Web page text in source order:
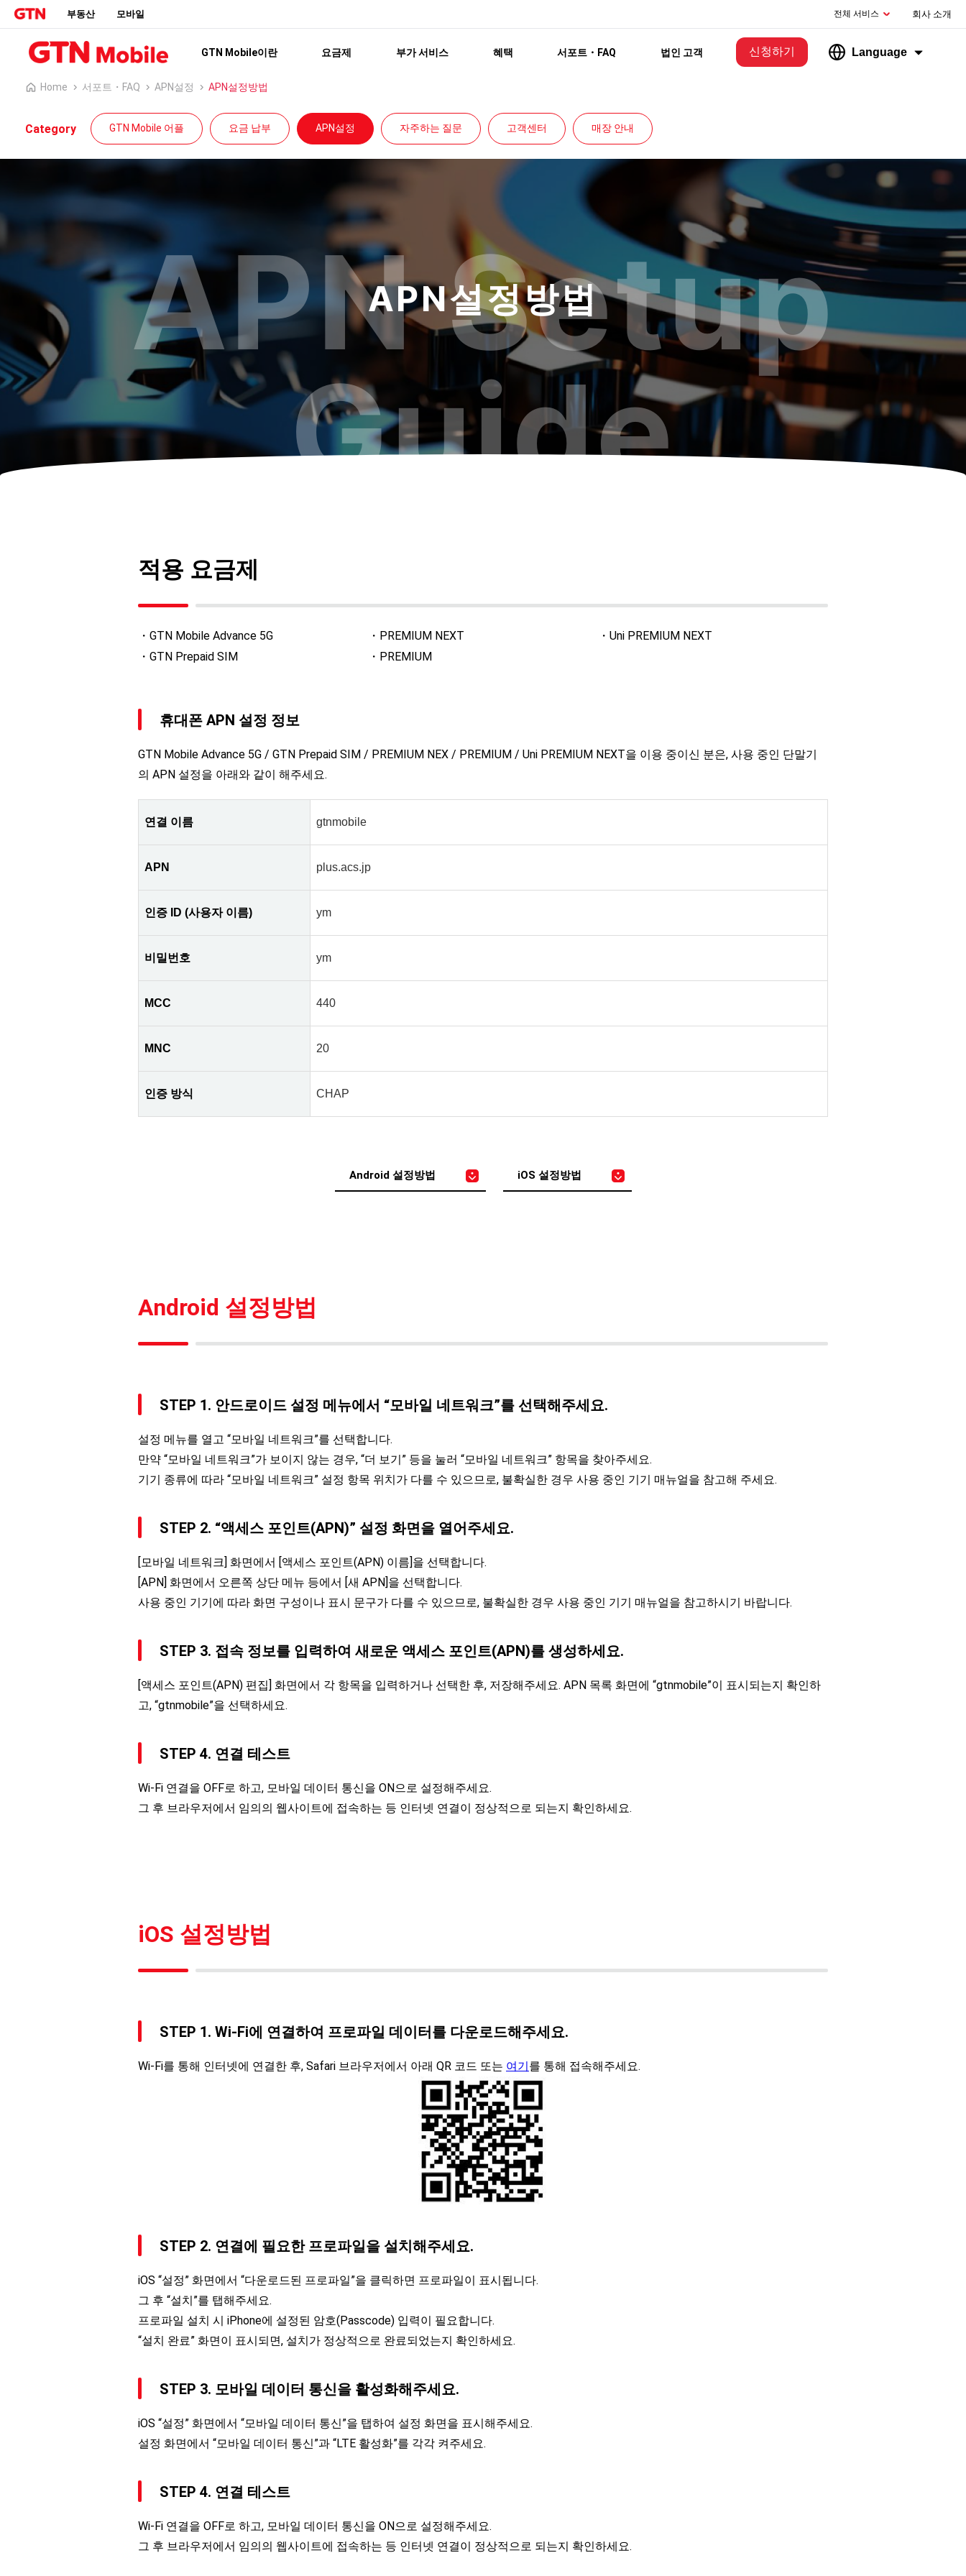
부동산 모바일 전체 서비스 회사 소개
GTN Mobile이란 요금제 부가 서비스 혜택 서포트・FAQ 법인 고객 신청하기 Language
Home 서포트・FAQ APN설정 APN설정방법
Category GTN Mobile 어플 요금 납부 APN설정 자주하는 질문 고객센터 매장 안내
APN설정방법
APN Setup
Guide
적용 요금제
・GTN Mobile Advance 5G
・GTN Prepaid SIM
・PREMIUM NEXT
・PREMIUM
・Uni PREMIUM NEXT
휴대폰 APN 설정 정보
GTN Mobile Advance 5G / GTN Prepaid SIM / PREMIUM NEX / PREMIUM / Uni PREMIUM NEXT을 이용 중이신 분은, 사용 중인 단말기
의 APN 설정을 아래와 같이 해주세요.
연결 이름 gtnmobile
APN plus.acs.jp
인증 ID (사용자 이름) ym
비밀번호 ym
MCC 440
MNC 20
인증 방식 CHAP
Android 설정방법 iOS 설정방법
Android 설정방법
STEP 1. 안드로이드 설정 메뉴에서 “모바일 네트워크”를 선택해주세요.
설정 메뉴를 열고 “모바일 네트워크”를 선택합니다.
만약 “모바일 네트워크”가 보이지 않는 경우, “더 보기” 등을 눌러 “모바일 네트워크” 항목을 찾아주세요.
기기 종류에 따라 “모바일 네트워크” 설정 항목 위치가 다를 수 있으므로, 불확실한 경우 사용 중인 기기 매뉴얼을 참고해 주세요.
STEP 2. “액세스 포인트(APN)” 설정 화면을 열어주세요.
[모바일 네트워크] 화면에서 [액세스 포인트(APN) 이름]을 선택합니다.
[APN] 화면에서 오른쪽 상단 메뉴 등에서 [새 APN]을 선택합니다.
사용 중인 기기에 따라 화면 구성이나 표시 문구가 다를 수 있으므로, 불확실한 경우 사용 중인 기기 매뉴얼을 참고하시기 바랍니다.
STEP 3. 접속 정보를 입력하여 새로운 액세스 포인트(APN)를 생성하세요.
[액세스 포인트(APN) 편집] 화면에서 각 항목을 입력하거나 선택한 후, 저장해주세요. APN 목록 화면에 “gtnmobile”이 표시되는지 확인하
고, “gtnmobile”을 선택하세요.
STEP 4. 연결 테스트
Wi-Fi 연결을 OFF로 하고, 모바일 데이터 통신을 ON으로 설정해주세요.
그 후 브라우저에서 임의의 웹사이트에 접속하는 등 인터넷 연결이 정상적으로 되는지 확인하세요.
iOS 설정방법
STEP 1. Wi-Fi에 연결하여 프로파일 데이터를 다운로드해주세요.
Wi-Fi를 통해 인터넷에 연결한 후, Safari 브라우저에서 아래 QR 코드 또는 여기를 통해 접속해주세요.
STEP 2. 연결에 필요한 프로파일을 설치해주세요.
iOS “설정” 화면에서 “다운로드된 프로파일”을 클릭하면 프로파일이 표시됩니다.
그 후 “설치”를 탭해주세요.
프로파일 설치 시 iPhone에 설정된 암호(Passcode) 입력이 필요합니다.
“설치 완료” 화면이 표시되면, 설치가 정상적으로 완료되었는지 확인하세요.
STEP 3. 모바일 데이터 통신을 활성화해주세요.
iOS “설정” 화면에서 “모바일 데이터 통신”을 탭하여 설정 화면을 표시해주세요.
설정 화면에서 “모바일 데이터 통신”과 “LTE 활성화”를 각각 켜주세요.
STEP 4. 연결 테스트
Wi-Fi 연결을 OFF로 하고, 모바일 데이터 통신을 ON으로 설정해주세요.
그 후 브라우저에서 임의의 웹사이트에 접속하는 등 인터넷 연결이 정상적으로 되는지 확인하세요.